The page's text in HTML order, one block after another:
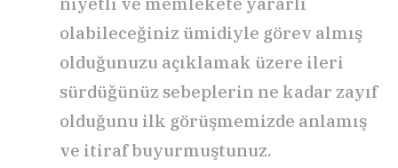
olabileceğiniz ümidiyle görev almış
olduğunuzu açıklamak üzere ileri
sürdüğünüz sebeplerin ne kadar zayıf
olduğunu ilk görüşmemizde anlamış
ve itiraf buyurmuştunuz.